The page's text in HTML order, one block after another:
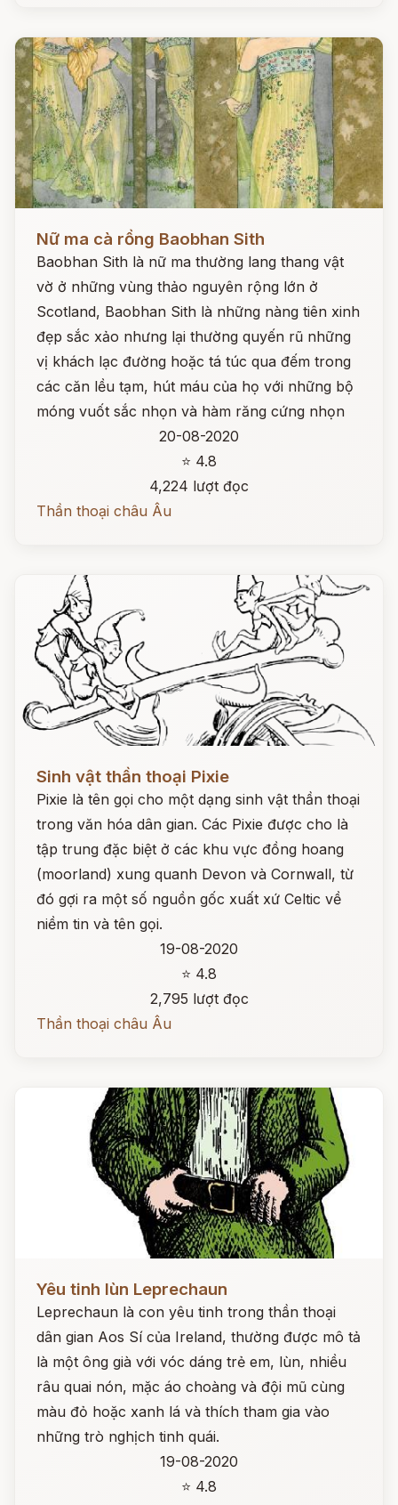
Nữ ma cà rồng Baobhan Sith
Baobhan Sith là nữ ma thường lang thang vật
vờ ở những vùng thảo nguyên rộng lớn ở
Scotland, Baobhan Sith là những nàng tiên xinh
đẹp sắc xảo nhưng lại thường quyến rũ những
vị khách lạc đường hoặc tá túc qua đếm trong
các căn lều tạm, hút máu của họ với những bộ
móng vuốt sắc nhọn và hàm răng cứng nhọn
20-08-2020
⭐ 4.8
4,224 lượt đọc
Thần thoại châu Âu
Sinh vật thần thoại Pixie
Pixie là tên gọi cho một dạng sinh vật thần thoại
trong văn hóa dân gian. Các Pixie được cho là
tập trung đặc biệt ở các khu vực đồng hoang
(moorland) xung quanh Devon và Cornwall, từ
đó gợi ra một số nguồn gốc xuất xứ Celtic về
niềm tin và tên gọi.
19-08-2020
⭐ 4.8
2,795 lượt đọc
Thần thoại châu Âu
Yêu tinh lùn Leprechaun
Leprechaun là con yêu tinh trong thần thoại
dân gian Aos Sí của Ireland, thường được mô tả
là một ông già với vóc dáng trẻ em, lùn, nhiều
râu quai nón, mặc áo choàng và đội mũ cùng
màu đỏ hoặc xanh lá và thích tham gia vào
những trò nghịch tinh quái.
19-08-2020
⭐ 4.8